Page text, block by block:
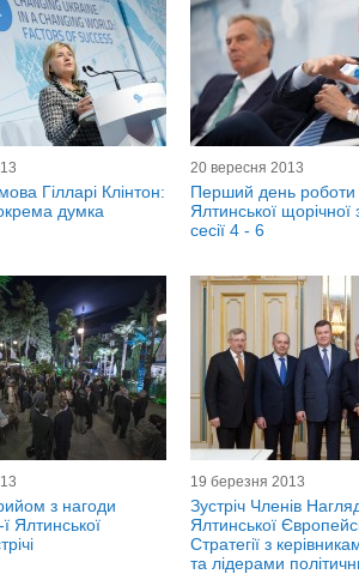
Гілларі Клінтон:
думка
20 вересня 2013
Перший день роботи
Ялтинської щорічної
сесії 4 - 6
з нагоди
Ялтинської
19 березня 2013
Зустріч Членів
Ялтинської
Стратегії з
та лідерами